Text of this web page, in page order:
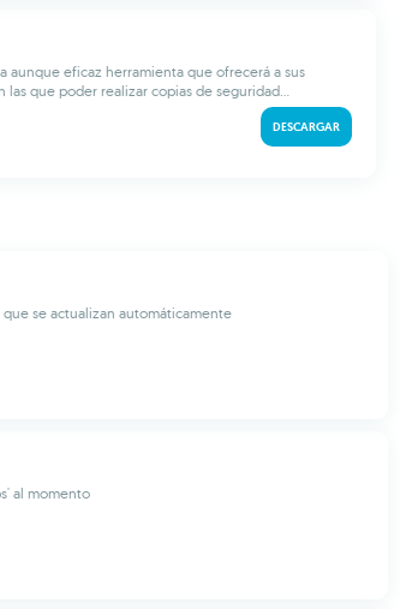
aunque eficaz herramienta que ofrecerá a sus
las que poder realizar copias de seguridad...
DESCARGAR
se actualizan automáticamente
al momento